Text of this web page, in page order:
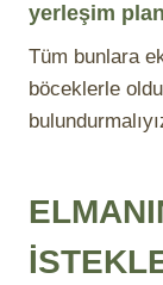
yerleşim
Tüm bunlara
böceklerle